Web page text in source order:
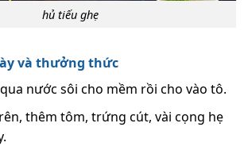
hủ tiếu ghẹ
và thưởng thức
nước sôi cho mềm rồi cho vào tô.
thêm tôm, trứng cút, vài cọng hẹ